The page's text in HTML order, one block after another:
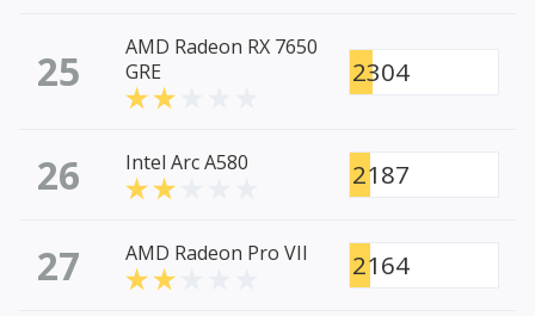
25
AMD Radeon RX 7650
GRE
2304
26 Intel Arc A580 2187
27 AMD Radeon Pro VII 2164